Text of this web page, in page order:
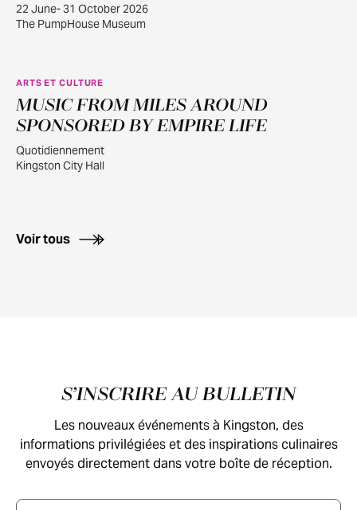
22 June- 31 October 2026
The PumpHouse Museum
JUILL.
30
ARTS ET CULTURE
MUSIC FROM MILES AROUND
SPONSORED BY EMPIRE LIFE
Quotidiennement
Kingston City Hall
Voir tous
Pied de pageS’INSCRIRE AU BULLETIN
Les nouveaux événements à Kingston, des
informations privilégiées et des inspirations culinaires
envoyés directement dans votre boîte de réception.